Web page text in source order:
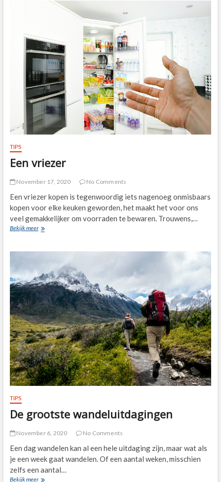
lasten!
TIPS
Een vriezer
November 17, 2020 No Comments
Een vriezer kopen is tegenwoordig iets nagenoeg onmisbaars
kopen voor elke keuken geworden, het maakt het voor ons
veel gemakkelijker om voorraden te bewaren. Trouwens,…
Bekijk meerEen
TIPS
De grootste wandeluitdagingen
November 6, 2020 No Comments
Een dag wandelen kan al een hele uitdaging zijn, maar wat als
je een week gaat wandelen. Of een aantal weken, misschien
zelfs een aantal…
Bekijk meerDe